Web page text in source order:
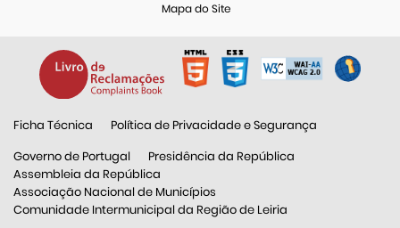
Mapa do Site
Ficha Técnica
Política de Privacidade e Segurança
Governo de Portugal
Presidência da República
Assembleia da República
Associação Nacional de Municípios
Comunidade Intermunicipal da Região de Leiria